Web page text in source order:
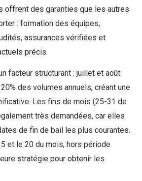
offrent des garanties que les autres
: formation des équipes,
assurances vérifiées et
précis.
facteur structurant : juillet et août
des volumes annuels, créant une
Les fins de mois (25-31 de
très demandées, car elles
de fin de bail les plus courantes.
et le 20 du mois, hors période
stratégie pour obtenir les